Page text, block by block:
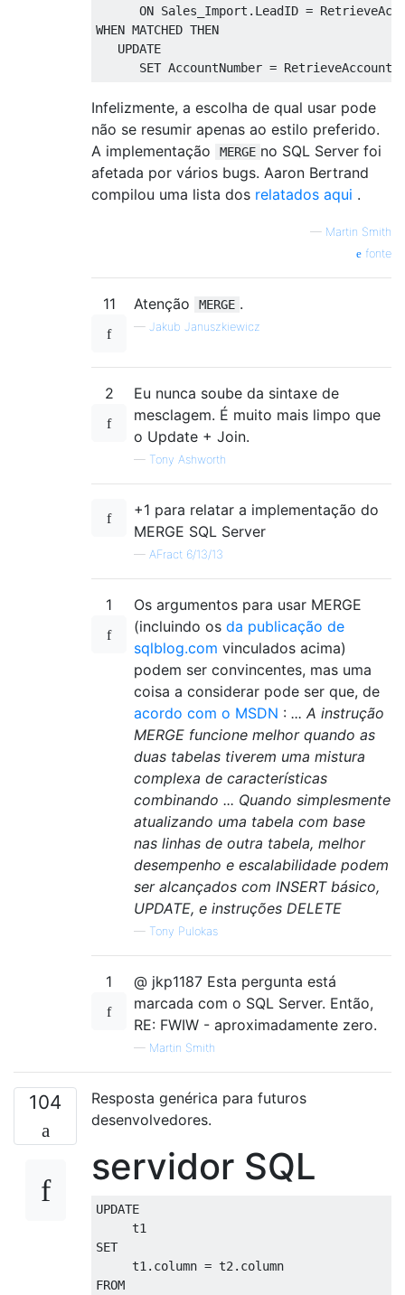
ON Sales_Import . LeadID =
WHEN MATCHED THEN
UPDATE
SET AccountNumber =
Infelizmente, a escolha de qual usar pode
não se resumir apenas ao estilo preferido.
A implementação
MERGE no SQL Server foi
afetada por vários bugs. Aaron Bertrand
compilou uma lista dos relatados aqui .
— Martin Smith
fonte
11 Atenção MERGE .
— Jakub Januszkiewicz
2
Eu nunca soube da sintaxe de
mesclagem. É muito mais limpo que
o Update + Join.
— Tony Ashworth
+1 para relatar a implementação do
MERGE SQL Server
— AFract 6/13/13
1
Os argumentos para usar MERGE
(incluindo os da publicação de
sqlblog.com vinculados acima)
podem ser convincentes, mas uma
coisa a considerar pode ser que, de
acordo com o MSDN : ... A instrução
MERGE funcione melhor quando as
duas tabelas tiverem uma mistura
complexa de características
combinando ... Quando simplesmente
atualizando uma tabela com base
nas linhas de outra tabela, melhor
desempenho e escalabilidade podem
ser alcançados com INSERT básico,
UPDATE, e instruções DELETE
— Tony Pulokas
1
@ jkp1187 Esta pergunta está
marcada com o SQL Server. Então,
RE: FWIW - aproximadamente zero.
— Martin Smith
104
Resposta genérica para futuros
desenvolvedores.
servidor SQL
UPDATE
SET
     t1
. column = t2 . column
FROM